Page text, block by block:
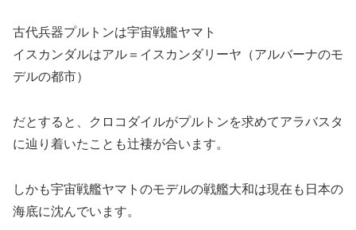
古代兵器プルトンは宇宙戦艦ヤマト
イスカンダルはアル＝イスカンダリーヤ（アルバーナのモ
デルの都市）
だとすると、クロコダイルがプルトンを求めてアラバスタ
に辿り着いたことも辻褄が合います。
しかも宇宙戦艦ヤマトのモデルの戦艦大和は現在も日本の
海底に沈んでいます。